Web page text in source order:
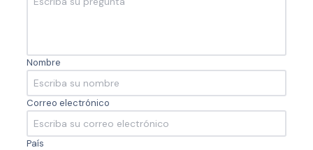
Nombre
Correo electrónico
País